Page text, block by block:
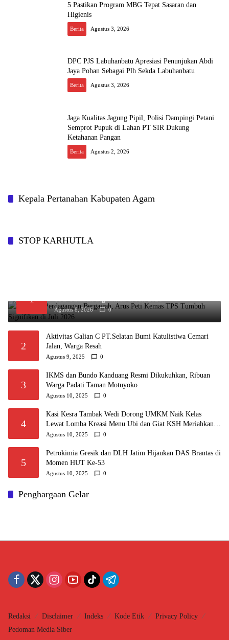
5 Pastikan Program MBG Tepat Sasaran dan
Higienis
Berita Agustus 3, 2026
DPC PJS Labuhanbatu Apresiasi Penunjukan Abdi
Jaya Pohan Sebagai Plh Sekda Labuhanbatu
Berita Agustus 3, 2026
Jaga Kualitas Jagung Pipil, Polisi Dampingi Petani
Semprot Pupuk di Lahan PT SIR Dukung
Ketahanan Pangan
Berita Agustus 2, 2026
Kepala Pertanahan Kabupaten Agam
STOP KARHUTLA
1
TPS Tumbuh Signifikan di Juli 2026
Agustus 8, 2026 0
2
Aktivitas Galian C PT.Selatan Bumi Katulistiwa Cemari
Jalan, Warga Resah
Agustus 9, 2025 0
3
IKMS dan Bundo Kanduang Resmi Dikukuhkan, Ribuan
Warga Padati Taman Motuyoko
Agustus 10, 2025 0
4
Kasi Kesra Tambak Wedi Dorong UMKM Naik Kelas
Lewat Lomba Kreasi Menu Ubi dan Giat KSH Meriahkan
HUT RI
Agustus 10, 2025 0
5
Petrokimia Gresik dan DLH Jatim Hijaukan DAS Brantas di
Momen HUT Ke-53
Agustus 10, 2025 0
Penghargaan Gelar
Redaksi Disclaimer Indeks Kode Etik
Privacy Policy
Pedoman Media Siber